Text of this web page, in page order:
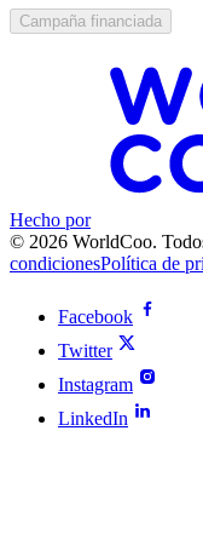
Campaña financiada
Hecho por
© 2026 WorldCoo.
condicionesPolítica de
Facebook
Twitter
Instagram
LinkedIn